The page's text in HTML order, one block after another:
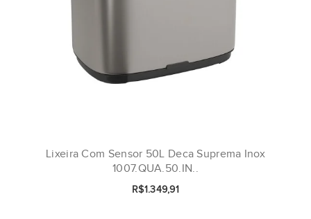
Lixeira Com Sensor 50L Deca Suprema Inox
1007.QUA.50.IN..
R$1.349,91